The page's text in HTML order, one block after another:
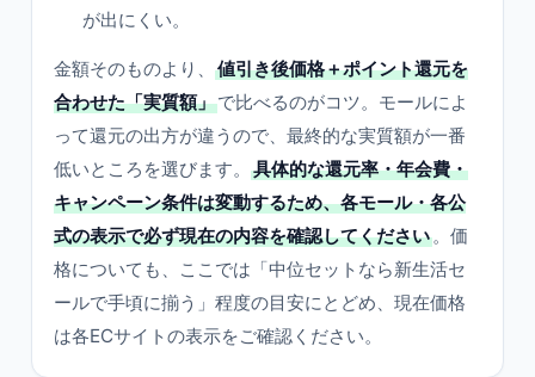
が出にくい。
金額そのものより、
値引き後価格＋ポイント還元を
合わせた「実質額」で比べるのがコツ。モールによ
って還元の出方が違うので、最終的な実質額が一番
低いところを選びます。
具体的な還元率・年会費・
キャンペーン条件は変動するため、各モール・各公
式の表示で必ず現在の内容を確認してください。価
格についても、ここでは「中位セットなら新生活セ
ールで手頃に揃う」程度の目安にとどめ、現在価格
は各ECサイトの表示をご確認ください。